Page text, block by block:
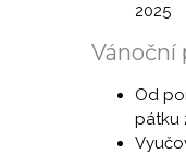
2025
Vánoční
Od
pátku